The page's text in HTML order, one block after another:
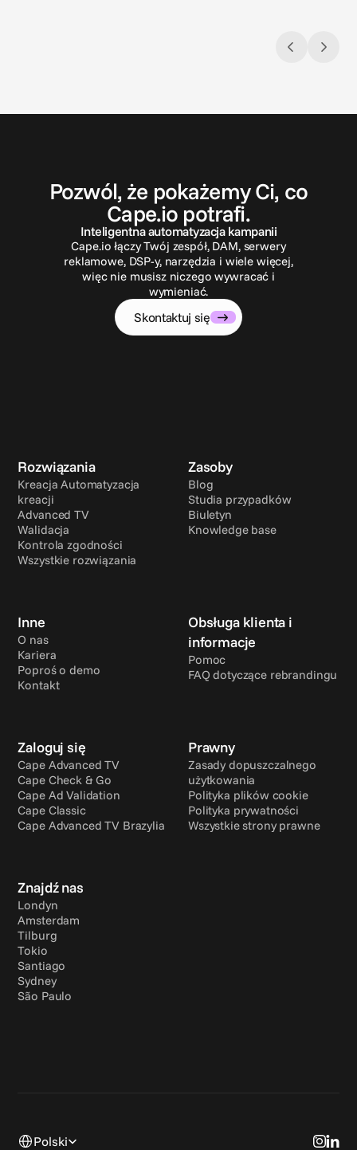
a u
Pozwól, że pokażemy Ci, co
Cape.io potrafi.
Inteligentna automatyzacja kampanii
Cape.io łączy Twój zespół, DAM, serwery
reklamowe, DSP-y, narzędzia i wiele więcej,
więc nie musisz niczego wywracać i
wymieniać.
Skontaktuj się
Rozwiązania
Kreacja Automatyzacja
kreacji
Advanced TV
Walidacja
Kontrola zgodności
Wszystkie rozwiązania
Zasoby
Blog
Studia przypadków
Biuletyn
Knowledge base
Inne
O nas
Kariera
Poproś o demo
Kontakt
Obsługa klienta i
informacje
Pomoc
FAQ dotyczące rebrandingu
Zaloguj się
Cape Advanced TV
Cape Check & Go
Cape Ad Validation
Cape Classic
Cape Advanced TV Brazylia
Prawny
Zasady dopuszczalnego
użytkowania
Polityka plików cookie
Polityka prywatności
Wszystkie strony prawne
Znajdź nas
Londyn
Amsterdam
Tilburg
Tokio
Santiago
Sydney
São Paulo
Select Language
Polski